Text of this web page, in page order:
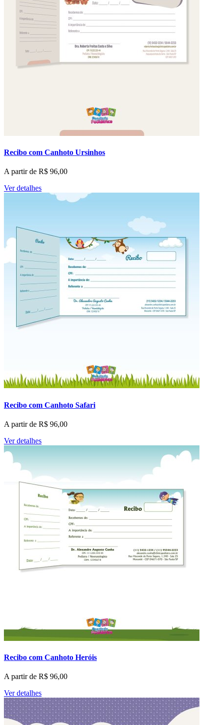
Recibo com Canhoto Ursinhos
A partir de R$ 96,00
Ver detalhes
Recibo com Canhoto Safari
A partir de R$ 96,00
Ver detalhes
Recibo com Canhoto Heróis
A partir de R$ 96,00
Ver detalhes